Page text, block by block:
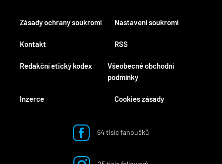
Kontakt
Redakční etický kodex
Inzerce
RSS
Všeobecné obchodní
podmínky
Cookies zásady
Zásady ochrany soukromí Nastavení soukromí
64 tisíc fanoušků